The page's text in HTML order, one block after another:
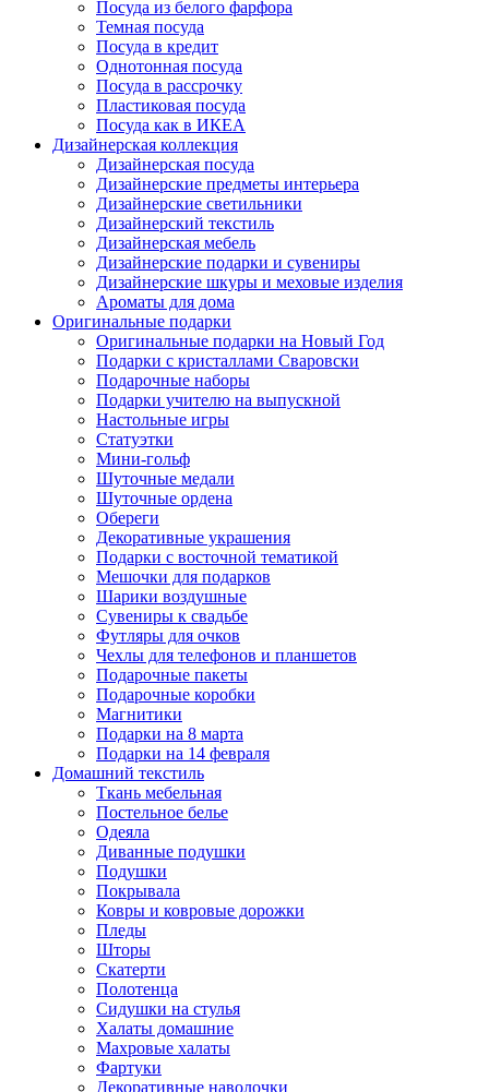
Посуда из белого фарфора
Темная посуда
Посуда в кредит
Однотонная посуда
Посуда в рассрочку
Пластиковая посуда
Посуда как в ИКЕА
Дизайнерская коллекция
Дизайнерская посуда
Дизайнерские предметы интерьера
Дизайнерские светильники
Дизайнерский текстиль
Дизайнерская мебель
Дизайнерские подарки и сувениры
Дизайнерские шкуры и меховые изделия
Ароматы для дома
Оригинальные подарки
Оригинальные подарки на Новый Год
Подарки с кристаллами Сваровски
Подарочные наборы
Подарки учителю на выпускной
Настольные игры
Статуэтки
Мини-гольф
Шуточные медали
Шуточные ордена
Обереги
Декоративные украшения
Подарки с восточной тематикой
Мешочки для подарков
Шарики воздушные
Сувениры к свадьбе
Футляры для очков
Чехлы для телефонов и планшетов
Подарочные пакеты
Подарочные коробки
Магнитики
Подарки на 8 марта
Подарки на 14 февраля
Домашний текстиль
Ткань мебельная
Постельное белье
Одеяла
Диванные подушки
Подушки
Покрывала
Ковры и ковровые дорожки
Пледы
Шторы
Скатерти
Полотенца
Сидушки на стулья
Халаты домашние
Махровые халаты
Фартуки
Декоративные наволочки